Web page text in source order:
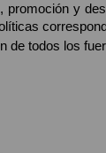
y
de todos los